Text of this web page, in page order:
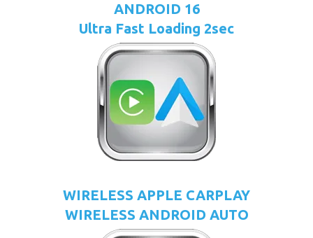
ANDROID 16
Ultra Fast Loading 2sec
WIRELESS APPLE CARPLAY
WIRELESS ANDROID AUTO